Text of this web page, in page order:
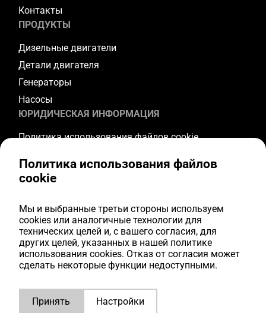
Контакты
ПРОДУКТЫ
Дизельные двигатели
Детали двигателя
Генераторы
Насосы
ЮРИДИЧЕСКАЯ ИНФОРМАЦИЯ
Политика использования файлов cookie
Условия и положения
Условия возврата
ПОДПИСЫВАЙТЕСЬ НА НАС
Youtube
Facebook
Политика использования файлов
cookie
Мы и выбранные третьи стороны используем
cookies или аналогичные технологии для
технических целей и, с вашего согласия, для
других целей, указанных в нашей политике
использования cookies. Отказ от согласия может
сделать некоторые функции недоступными.
Принять Настройки